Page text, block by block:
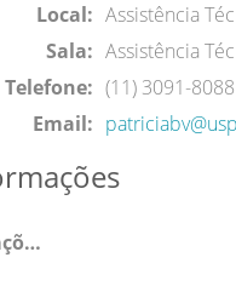
Local: Assistência
Sala: Assistência
Telefone: (11) 3091-8088
Email:
Outras Informações: